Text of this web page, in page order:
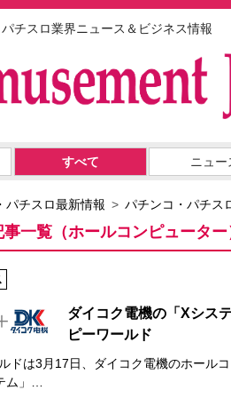
チスロ業界ニュース＆ビジネス情報
すべて ニュー
パチスロ最新情報 パチンコ・パチス
事一覧（ホールコンピューター
ダイコク電機の「Xシス
ピーワールド
ドは3月17日、ダイコク電機のホール
ム」…